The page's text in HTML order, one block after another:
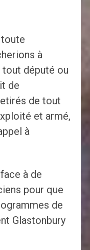
à
député ou
de
de tout
et armé,
à
à de
pour que
de
Glastonbury